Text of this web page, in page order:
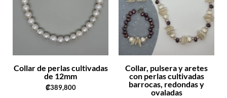
Collar de perlas cultivadas
de 12mm
₡389,800
Collar, pulsera y aretes
con perlas cultivadas
barrocas, redondas y
ovaladas